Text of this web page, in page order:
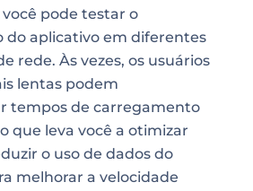
pode testar o
do aplicativo em diferentes
rede. Às vezes, os usuários
lentas podem
tempos de carregamento
que leva você a otimizar
o uso de dados do
melhorar a velocidade